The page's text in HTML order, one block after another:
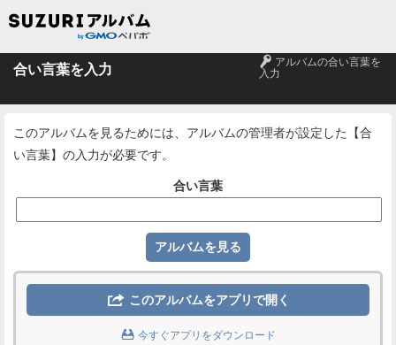
合い言葉を入力 🔑 アルバムの合い言葉を
入力
このアルバムを見るためには、アルバムの管理者が設定した【合
い言葉】の入力が必要です。
合い言葉
 このアルバムをアプリで開く
 今すぐアプリをダウンロード